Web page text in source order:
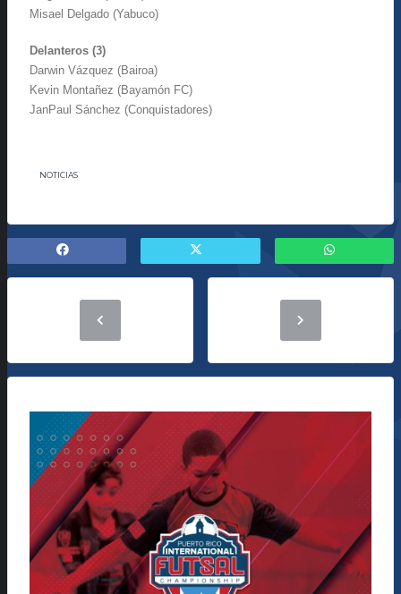
Misael Delgado (Yabuco)
Delanteros (3)
Darwin Vázquez (Bairoa)
Kevin Montañez (Bayamón FC)
JanPaul Sánchez (Conquistadores)
NOTICIAS